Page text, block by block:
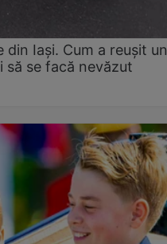
Iași. Cum a reușit un
să se facă nevăzut